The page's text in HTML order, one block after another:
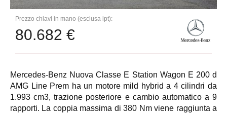
Prezzo chiavi in mano (esclusa ipt):
80.682 €
Mercedes-Benz Nuova Classe E Station Wagon E 200 d
AMG Line Prem ha un motore mild hybrid a 4 cilindri da
1.993 cm3, trazione posteriore e cambio automatico a 9
rapporti. La coppia massima di 380 Nm viene raggiunta a